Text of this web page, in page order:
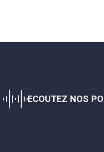
ECOUTEZ NOS